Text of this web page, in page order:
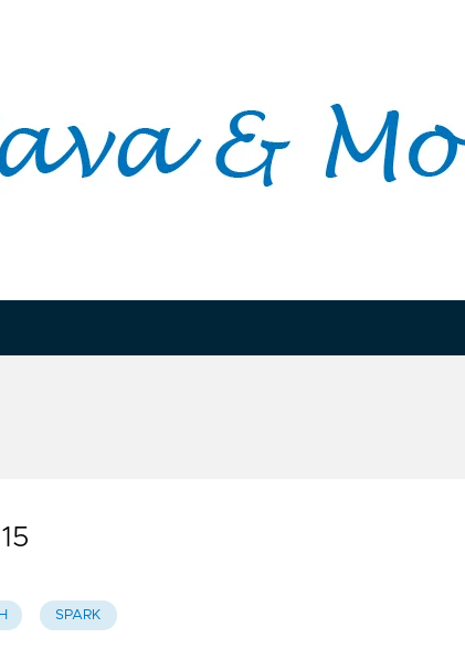
SPARK